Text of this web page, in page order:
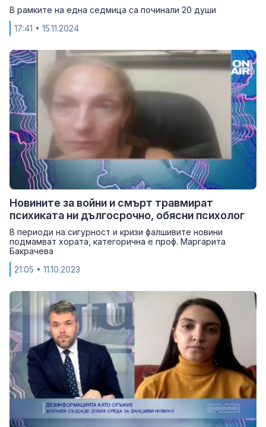
В рамките на една седмица са починали 20 души
17:41 • 15.11.2024
Новините за войни и смърт травмират
психиката ни дългосрочно, обясни психолог
В периоди на сигурност и кризи фалшивите новини
подмамват хората, категорична е проф. Маргарита
Бакрачева
21:05 • 11.10.2023